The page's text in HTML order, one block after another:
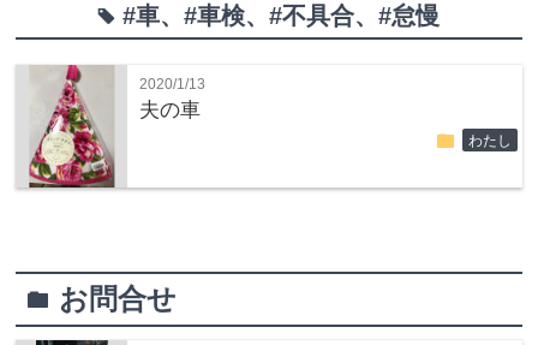
tag #車、#車検、#不具合、#怠慢
2020/1/13
夫の車
folder わたし
folder お問合せ